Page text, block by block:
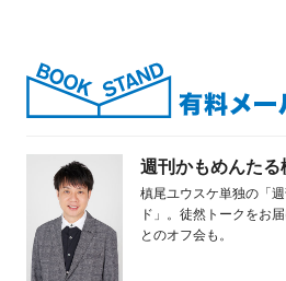
週刊かもめんたる
槙尾ユウスケ単独の「
ド」。徒然トークをお
とのオフ会も。